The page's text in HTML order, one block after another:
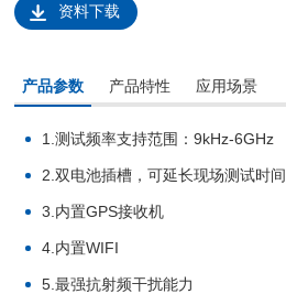
资料下载
产品参数 产品特性 应用场景
1.测试频率支持范围：9kHz-6GHz
2.双电池插槽，可延长现场测试时间
3.内置GPS接收机
4.内置WIFI
5.最强抗射频干扰能力